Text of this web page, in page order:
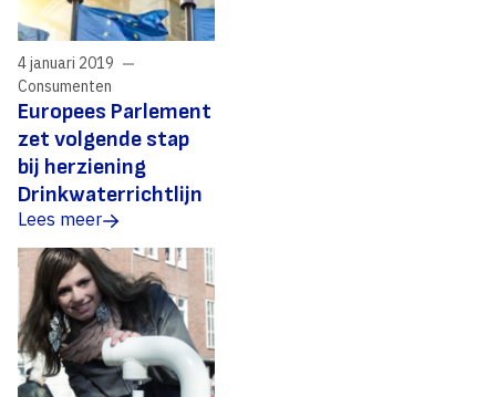
​Europees Parlement
zet volgende stap
bij herziening
Drinkwaterrichtlijn
4 januari 2019
Consumenten
Lees meer